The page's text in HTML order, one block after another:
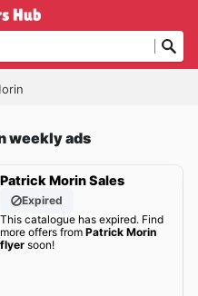
weekly ads
Patrick Morin Sales
Expired
This catalogue has expired. Find
more offers from Patrick Morin
flyersoon!